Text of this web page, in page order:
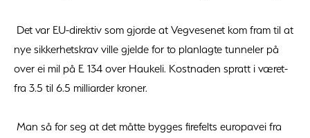
Det var EU-direktiv som gjorde at Vegvesenet kom fram til at
nye sikkerhetskrav ville gjelde for to planlagte tunneler på
over ei mil på E 134 over Haukeli. Kostnaden spratt i været-
fra 3.5 til 6.5 milliarder kroner.
Man så for seg at det måtte bygges firefelts europavei fra